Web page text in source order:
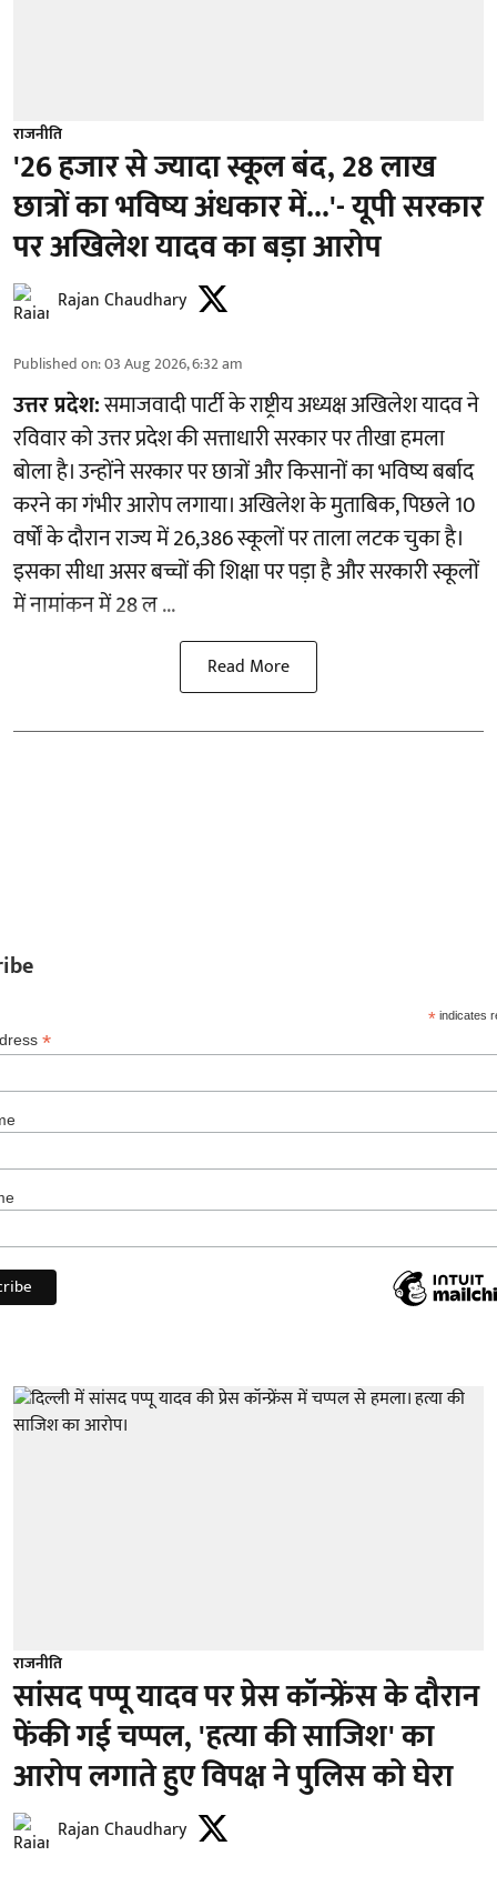
राजनीति
'26 हजार से ज्यादा स्कूल बंद, 28 लाख
छात्रों का भविष्य अंधकार में...'- यूपी सरकार
पर अखिलेश यादव का बड़ा आरोप
Rajan Chaudhary
Published on:03 Aug 2026, 6:32 am
उत्तर प्रदेश:समाजवादी पार्टी के राष्ट्रीय अध्यक्ष अखिलेश यादव ने
रविवार को उत्तर प्रदेश की सत्ताधारी सरकार पर तीखा हमला
बोला है। उन्होंने सरकार पर छात्रों और किसानों का भविष्य बर्बाद
करने का गंभीर आरोप लगाया। अखिलेश के मुताबिक, पिछले 10
वर्षों के दौरान राज्य में 26,386 स्कूलों पर ताला लटक चुका है।
इसका सीधा असर बच्चों की शिक्षा पर पड़ा है और सरकारी स्कूलों
में नामांकन में 28 ल ...
Read More
*indicates
*
राजनीति
सांसद पप्पू यादव पर प्रेस कॉन्फ्रेंस के दौरान
फेंकी गई चप्पल, 'हत्या की साजिश' का
आरोप लगाते हुए विपक्ष ने पुलिस को घेरा
Rajan Chaudhary